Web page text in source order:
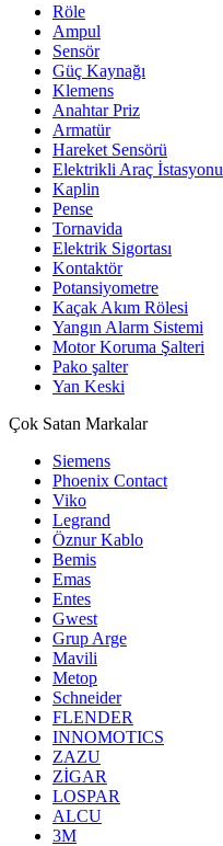
Röle
Ampul
Sensör
Güç Kaynağı
Klemens
Anahtar Priz
Armatür
Hareket Sensörü
Elektrikli Araç İstasyonu
Kaplin
Pense
Tornavida
Elektrik Sigortası
Kontaktör
Potansiyometre
Kaçak Akım Rölesi
Yangın Alarm Sistemi
Motor Koruma Şalteri
Pako şalter
Yan Keski
Çok Satan Markalar
Siemens
Phoenix Contact
Viko
Legrand
Öznur Kablo
Bemis
Emas
Entes
Gwest
Grup Arge
Mavili
Metop
Schneider
FLENDER
INNOMOTICS
ZAZU
ZİGAR
LOSPAR
ALCU
3M